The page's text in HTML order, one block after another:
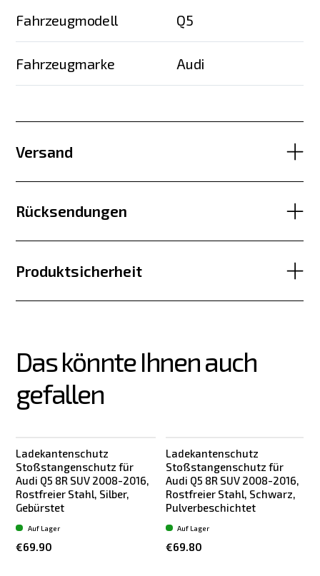
Fahrzeugmodell Q5
Fahrzeugmarke Audi
Versand
Rücksendungen
Produktsicherheit
Das könnte Ihnen auch
gefallen
Ladekantenschutz
Stoßstangenschutz für
Audi Q5 8R SUV 2008-2016,
Rostfreier Stahl, Silber,
Gebürstet
€69.90
Auf Lager
Ladekantenschutz
Stoßstangenschutz für
Audi Q5 8R SUV 2008-2016,
Rostfreier Stahl, Schwarz,
Pulverbeschichtet
€69.80
Auf Lager